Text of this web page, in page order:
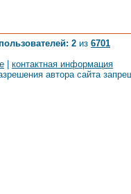
2 из 6701
контактная информация
автора сайта